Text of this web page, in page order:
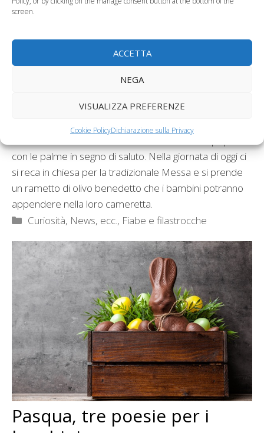
screen.
ACCETTA
NEGA
VISUALIZZA PREFERENZE
Cookie PolicyDichiarazione sulla Privacy
settimana la domenica di Pasqua,celebra
l’entrata trionfale di Gesù a Gerusalemme, quando fu
con le palme in segno di saluto. Nella giornata di oggi ci
si reca in chiesa per la tradizionale Messa e si prende
un rametto di olivo benedetto che i bambini potranno
appendere nella loro cameretta.
Categorie
Curiosità, News, ecc., Fiabe e filastrocche
Pasqua, tre poesie per i